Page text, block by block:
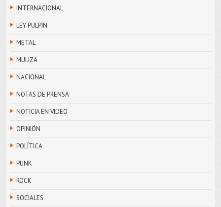
INTERNACIONAL
LEY PULPÍN
METAL
MULIZA
NACIONAL
NOTAS DE PRENSA
NOTICIA EN VIDEO
OPINIÓN
POLÍTICA
PUNK
ROCK
SOCIALES